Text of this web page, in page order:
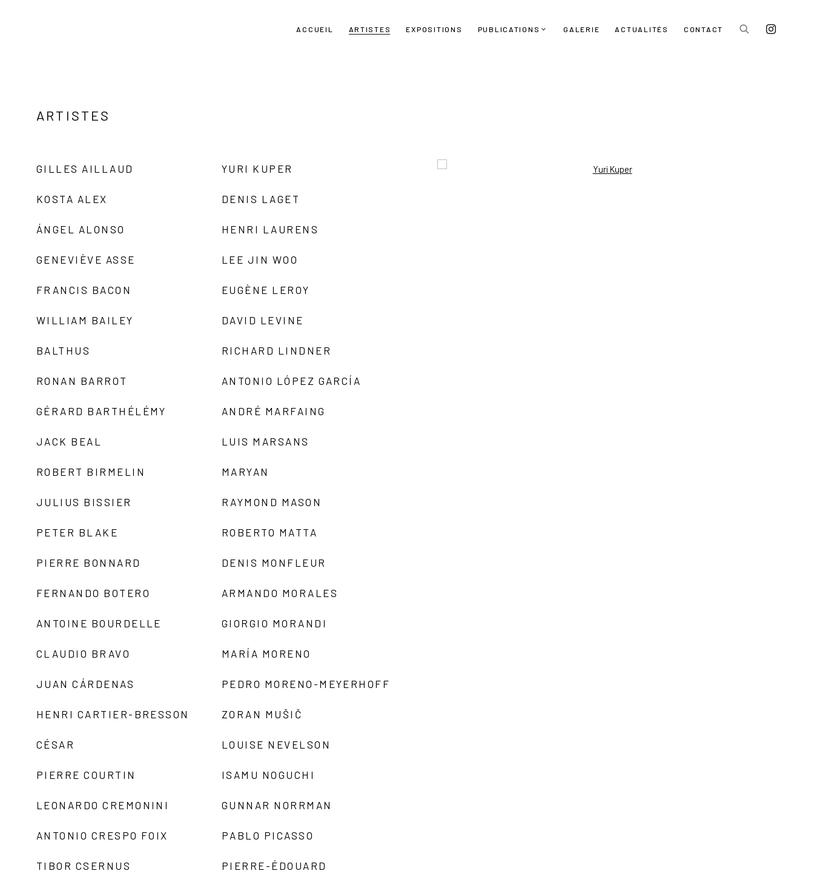
ACCUEIL ARTISTES EXPOSITIONS PUBLICATIONS GALERIE ACTUALITÉS CONTACT
ARTISTES
GILLES AILLAUD
KOSTA ALEX
ÁNGEL ALONSO
GENEVIÈVE ASSE
FRANCIS BACON
WILLIAM BAILEY
BALTHUS
RONAN BARROT
GÉRARD BARTHÉLÉMY
JACK BEAL
ROBERT BIRMELIN
JULIUS BISSIER
PETER BLAKE
PIERRE BONNARD
FERNANDO BOTERO
ANTOINE BOURDELLE
CLAUDIO BRAVO
JUAN CÁRDENAS
HENRI CARTIER-BRESSON
CÉSAR
PIERRE COURTIN
LEONARDO CREMONINI
ANTONIO CRESPO FOIX
TIBOR CSERNUS
YURI KUPER
DENIS LAGET
HENRI LAURENS
LEE JIN WOO
EUGÈNE LEROY
DAVID LEVINE
RICHARD LINDNER
ANTONIO LÓPEZ GARCÍA
ANDRÉ MARFAING
LUIS MARSANS
MARYAN
RAYMOND MASON
ROBERTO MATTA
DENIS MONFLEUR
ARMANDO MORALES
GIORGIO MORANDI
MARÍA MORENO
PEDRO MORENO-MEYERHOFF
ZORAN MUŠIČ
LOUISE NEVELSON
ISAMU NOGUCHI
GUNNAR NORRMAN
PABLO PICASSO
PIERRE-ÉDOUARD